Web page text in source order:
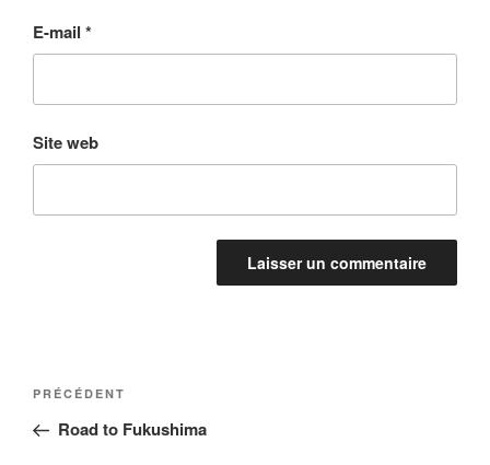
E-mail *
Site web
Navigation
l’article
Article
précédent
PRÉCÉDENT
Road to Fukushima